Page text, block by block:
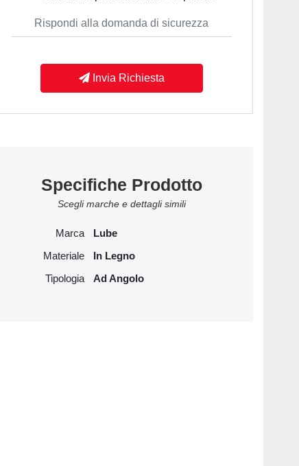
Invia Richiesta
Specifiche Prodotto
Scegli marche e dettagli simili
Marca Lube
Materiale In Legno
Tipologia Ad Angolo